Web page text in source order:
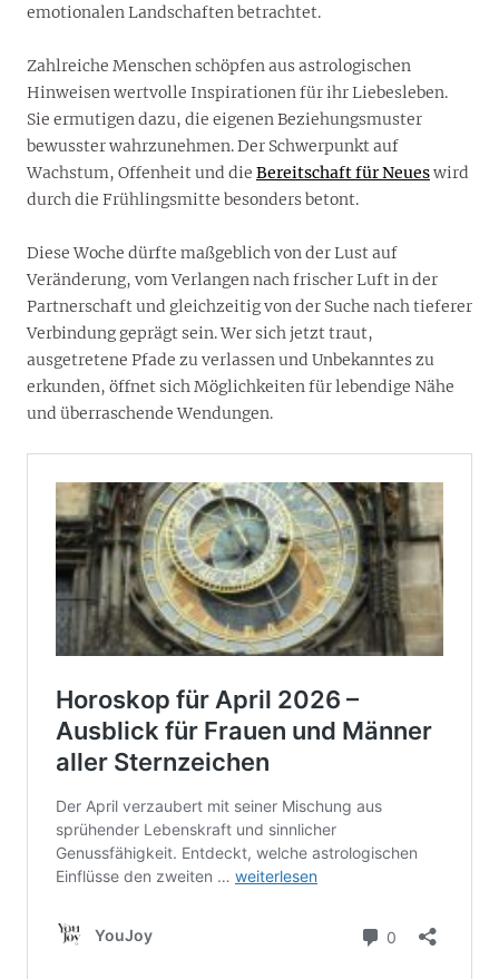
emotionalen Landschaften betrachtet.
Zahlreiche Menschen schöpfen aus astrologischen
Hinweisen wertvolle Inspirationen für ihr Liebesleben.
Sie ermutigen dazu, die eigenen Beziehungsmuster
bewusster wahrzunehmen. Der Schwerpunkt auf
Wachstum, Offenheit und die Bereitschaft für Neueswird
durch die Frühlingsmitte besonders betont.
Diese Woche dürfte maßgeblich von der Lust auf
Veränderung, vom Verlangen nach frischer Luft in der
Partnerschaft und gleichzeitig von der Suche nach tieferer
Verbindung geprägt sein. Wer sich jetzt traut,
ausgetretene Pfade zu verlassen und Unbekanntes zu
erkunden, öffnet sich Möglichkeiten für lebendige Nähe
und überraschende Wendungen.